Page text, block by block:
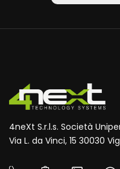
4neXt S.r.l.s. Società
Via L. da Vinci, 15 30030